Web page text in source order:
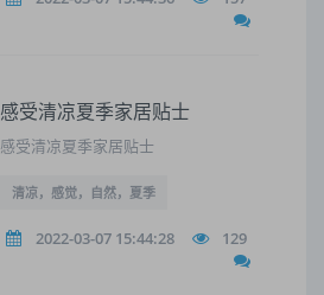
感受清凉夏季家居贴士
感受清凉夏季家居贴士
清凉，感觉，自然，夏季
2022-03-07 15:44:28 129